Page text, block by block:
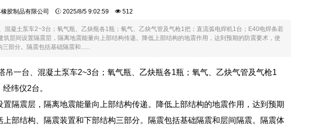
橡胶制品有限公司 2025/8/5 9:02:59 512
凝土泵车2~3台；氧气瓶、乙炔瓶各1瓶；氧气、乙炔气管及气枪1把；直流弧电焊机1台；E40电焊条若
层间设置隔震层，隔离地震能量向上部结构传递。降低上部结构的地震作用，达到预期的防震要术，使
部分。隔震包括基础隔震和......
一台、混凝土泵车2~3台；氧气瓶、乙炔瓶各1瓶；氧气、乙炔气管及气枪1
纬仪2台。
隔震层，隔离地震能量向上部结构传递。降低上部结构的地震作用，达到预期
部结构、隔震装置和下部结构三部分。隔震包括基础隔震和层间隔震。隔震体